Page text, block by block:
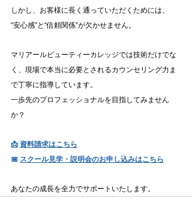
しかし、お客様に長く通っていただくためには、
“安心感”と“信頼関係”が欠かせません。
マリアールビューティーカレッジでは技術だけでな
く、現場で本当に必要とされるカウンセリング力ま
で丁寧に指導しています。
一歩先のプロフェッショナルを目指してみません
か？
📩 資料請求はこちら
📅 スクール見学・説明会のお申し込みはこちら
あなたの成長を全力でサポートいたします。